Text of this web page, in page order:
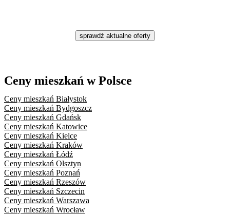
sprawdź aktualne oferty
Ceny mieszkań w Polsce
Ceny mieszkań Białystok
Ceny mieszkań Bydgoszcz
Ceny mieszkań Gdańsk
Ceny mieszkań Katowice
Ceny mieszkań Kielce
Ceny mieszkań Kraków
Ceny mieszkań Łódź
Ceny mieszkań Olsztyn
Ceny mieszkań Poznań
Ceny mieszkań Rzeszów
Ceny mieszkań Szczecin
Ceny mieszkań Warszawa
Ceny mieszkań Wrocław